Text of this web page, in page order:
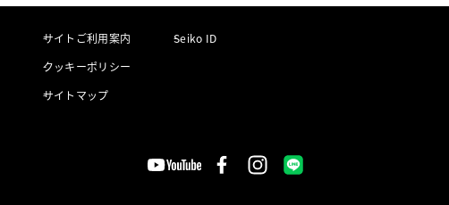
サイトご利用案内
クッキーポリシー
サイトマップ
Seiko ID